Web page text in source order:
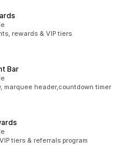
rewards & VIP tiers
Bar
marquee header,countdown timer
tiers & referrals program